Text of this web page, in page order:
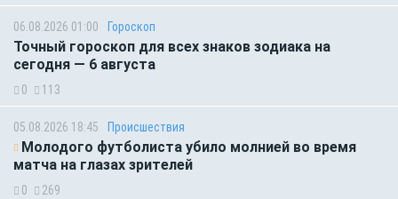
06.08.2026 01:00 Гороскоп
Точный гороскоп для всех знаков зодиака на
сегодня — 6 августа
0 113
05.08.2026 18:45 Происшествия
Молодого футболиста убило молнией во время
матча на глазах зрителей
0 269